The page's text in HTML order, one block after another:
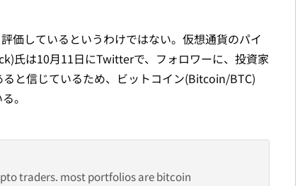
価しているというわけではない。仮想通貨のパイ
氏は10月11日にTwitterで、フォロワーに、投資家
と信じているため、ビットコイン(Bitcoin/BTC)
。
traders. most portfolios are bitcoin